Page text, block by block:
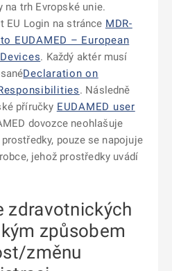
na trh Evropské unie.
EU Login na stránce MDR-
EUDAMED – European
. Každý aktér musí
Declaration on
. Následně
příručky EUDAMED user
dovozce neohlašuje
pouze se napojuje
jehož prostředky uvádí
zdravotnických
způsobem
změnu